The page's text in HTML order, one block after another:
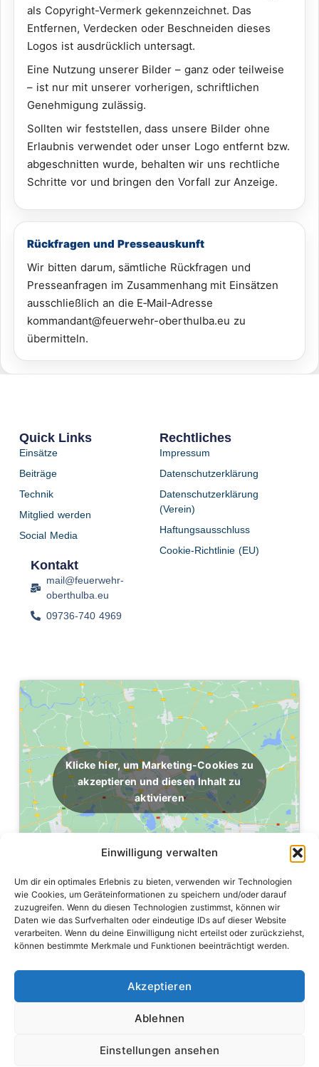
Einwilligung verwalten
Um dir ein optimales Erlebnis zu bieten, verwenden wir Technologien
wie Cookies, um Geräteinformationen zu speichern und/oder darauf
zuzugreifen. Wenn du diesen Technologien zustimmst, können wir
Daten wie das Surfverhalten oder eindeutige IDs auf dieser Website
verarbeiten. Wenn du deine Einwilligung nicht erteilst oder zurückziehst,
können bestimmte Merkmale und Funktionen beeinträchtigt werden.
Akzeptieren
Ablehnen
Einstellungen ansehen
als Copyright-Vermerk gekennzeichnet. Das
Entfernen, Verdecken oder Beschneiden dieses
Logos ist ausdrücklich untersagt.
Eine Nutzung unserer Bilder – ganz oder teilweise
– ist nur mit unserer vorherigen, schriftlichen
Genehmigung zulässig.
Sollten wir feststellen, dass unsere Bilder ohne
Erlaubnis verwendet oder unser Logo entfernt bzw.
abgeschnitten wurde, behalten wir uns rechtliche
Schritte vor und bringen den Vorfall zur Anzeige.
Rückfragen und Presseauskunft
Wir bitten darum, sämtliche Rückfragen und
Presseanfragen im Zusammenhang mit Einsätzen
ausschließlich an die E‑Mail‑Adresse
kommandant@feuerwehr-oberthulba.eu zu
übermitteln.
Hilfe, wenn es darauf ankommt – von der Kinderfeuerwehr
bis zum Einsatzdienst.
Quick Links
Einsätze
Beiträge
Technik
Mitglied werden
Social Media
Rechtliches
Impressum
Datenschutzerklärung
Datenschutzerklärung
(Verein)
Haftungsausschluss
Cookie-Richtlinie (EU)
Kontakt
mail@feuerwehr-
oberthulba.eu
09736-740 4969
Klicke hier, um Marketing-Cookies zu
akzeptieren und diesen Inhalt zu
aktivieren